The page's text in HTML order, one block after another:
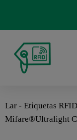
Lar - Etiquetas
Mifare®Ultralight C